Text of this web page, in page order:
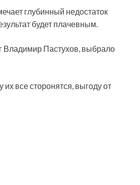
глубинный недостаток
будет плачевным.
Владимир Пастухов, выбрало
все сторонятся, выгоду от